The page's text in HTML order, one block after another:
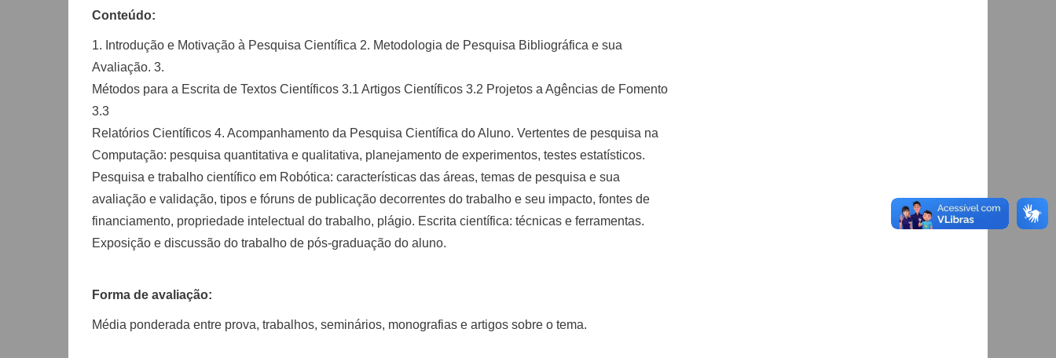
Conteúdo:
1. Introdução e Motivação à Pesquisa Científica 2. Metodologia de Pesquisa Bibliográfica e sua
Avaliação. 3.
Métodos para a Escrita de Textos Científicos 3.1 Artigos Científicos 3.2 Projetos a Agências de Fomento
3.3
Relatórios Científicos 4. Acompanhamento da Pesquisa Científica do Aluno. Vertentes de pesquisa na
Computação: pesquisa quantitativa e qualitativa, planejamento de experimentos, testes estatísticos.
Pesquisa e trabalho científico em Robótica: características das áreas, temas de pesquisa e sua
avaliação e validação, tipos e fóruns de publicação decorrentes do trabalho e seu impacto, fontes de
financiamento, propriedade intelectual do trabalho, plágio. Escrita científica: técnicas e ferramentas.
Exposição e discussão do trabalho de pós-graduação do aluno.
Forma de avaliação:
Média ponderada entre prova, trabalhos, seminários, monografias e artigos sobre o tema.